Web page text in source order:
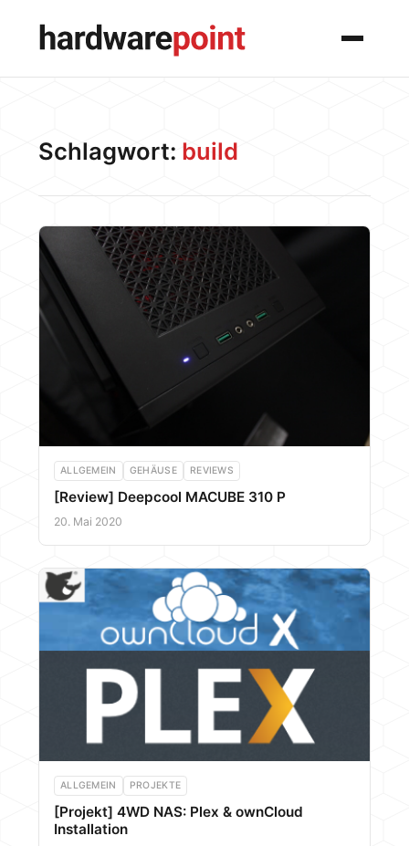
Menü
Schlagwort: build
ALLGEMEIN GEHÄUSE REVIEWS
[Review] Deepcool MACUBE 310 P
20. Mai 2020
ALLGEMEIN PROJEKTE
[Projekt] 4WD NAS: Plex & ownCloud
Installation